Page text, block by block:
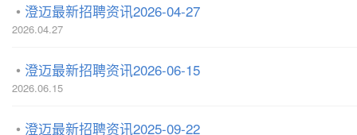
澄迈最新招聘资讯2026-04-27
2026.04.27
澄迈最新招聘资讯2026-06-15
2026.06.15
澄迈最新招聘资讯2025-09-22